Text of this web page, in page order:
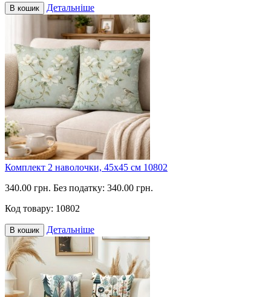
В кошик Детальніше
Комплект 2 наволочки, 45х45 см 10802
340.00 грн. Без податку: 340.00 грн.
Код товару: 10802
В кошик Детальніше